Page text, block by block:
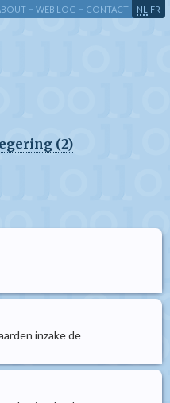
- WEB LOG - CONTACT NL FR
(2)
inzake de